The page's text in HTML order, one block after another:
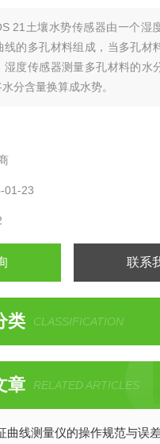
21土壤水势传感器由一个湿
线的多孔材料组成，当多孔材
湿度传感器测量多孔材料的水
分含量换算成水势。
01-23
联系
类 CLASSIFICATION
章 RELATED ARTICLES
曲线测量仪的操作规范与误